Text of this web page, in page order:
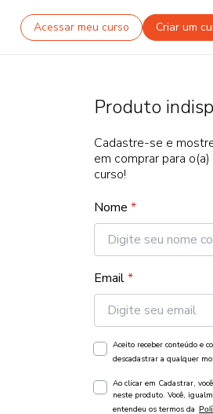
Acessar meu curso Criar um
Produto
Cadastre-se e
em comprar para
curso!
Nome *
Email*
Aceito receber conteúdo e
descadastrar a qualquer
Ao clicar em Cadastrar,
neste produto. Você,
entendeu os termos da